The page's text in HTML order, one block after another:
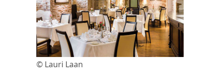
© Lauri Laan